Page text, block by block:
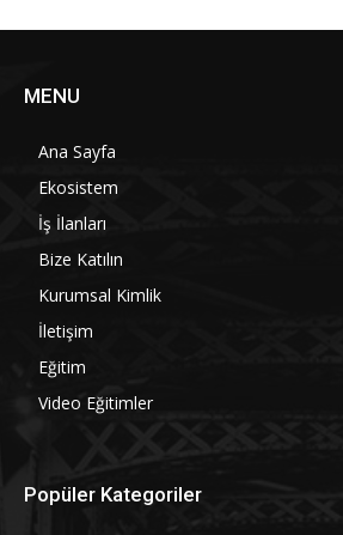
MENU
Ana Sayfa
Ekosistem
İş İlanları
Bize Katılın
Kurumsal Kimlik
İletişim
Eğitim
Video Eğitimler
Popüler Kategoriler